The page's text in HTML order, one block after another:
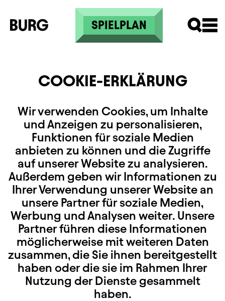
Skip to main content
SPIELPLAN
COOKIE-ERKLÄRUNG
Wir verwenden Cookies, um Inhalte
und Anzeigen zu personalisieren,
Funktionen für soziale Medien
anbieten zu können und die Zugriffe
auf unserer Website zu analysieren.
Außerdem geben wir Informationen zu
Ihrer Verwendung unserer Website an
unsere Partner für soziale Medien,
Werbung und Analysen weiter. Unsere
Partner führen diese Informationen
möglicherweise mit weiteren Daten
zusammen, die Sie ihnen bereitgestellt
haben oder die sie im Rahmen Ihrer
Nutzung der Dienste gesammelt
haben.